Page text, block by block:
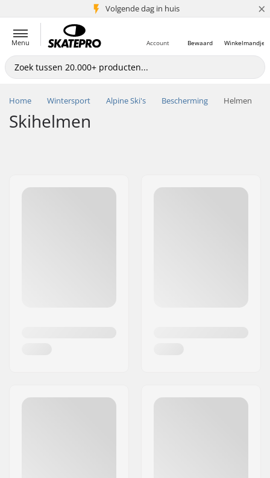
Volgende dag in huis
5+ mln. klanten ×
Menu Winkelmandje
Bewaard
Account
Home Wintersport Alpine Ski's Bescherming Helmen
Skihelmen